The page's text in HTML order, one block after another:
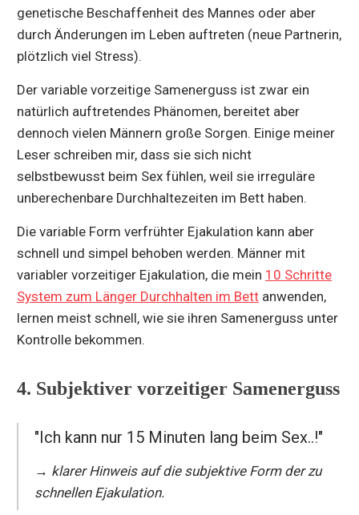
genetische Beschaffenheit des Mannes oder aber
durch Änderungen im Leben auftreten (neue Partnerin,
plötzlich viel Stress).
Der variable vorzeitige Samenerguss ist zwar ein
natürlich auftretendes Phänomen, bereitet aber
dennoch vielen Männern große Sorgen. Einige meiner
Leser schreiben mir, dass sie sich nicht
selbstbewusst beim Sex fühlen, weil sie irreguläre
unberechenbare Durchhaltezeiten im Bett haben.
Die variable Form verfrühter Ejakulation kann aber
schnell und simpel behoben werden. Männer mit
variabler vorzeitiger Ejakulation, die mein 10 Schritte
System zum Länger Durchhalten im Bett anwenden,
lernen meist schnell, wie sie ihren Samenerguss unter
Kontrolle bekommen.
4. Subjektiver vorzeitiger Samenerguss
"Ich kann nur 15 Minuten lang beim Sex..!"
→ klarer Hinweis auf die subjektive Form der zu
schnellen Ejakulation.